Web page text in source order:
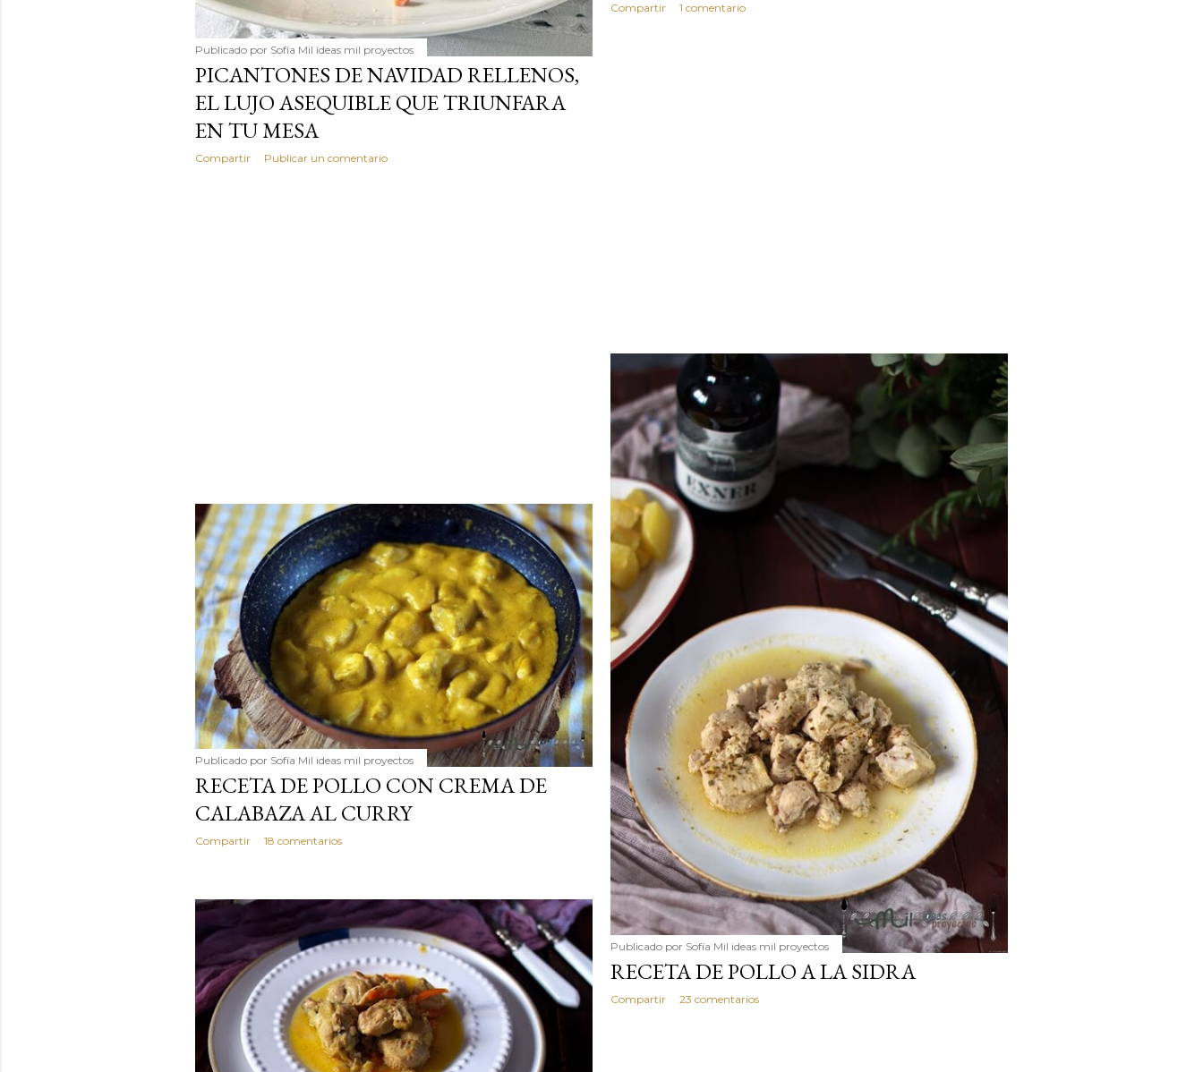
Publicado por Sofía Mil ideas mil proyectos
PICANTONES DE NAVIDAD RELLENOS,
EL LUJO ASEQUIBLE QUE TRIUNFARA
EN TU MESA
Compartir Publicar un comentario
Compartir 1 comentario
Publicado por Sofía Mil ideas mil proyectos
RECETA DE POLLO A LA SIDRA
Compartir 23 comentarios
Publicado por Sofía Mil ideas mil proyectos
RECETA DE POLLO CON CREMA DE
CALABAZA AL CURRY
Compartir 18 comentarios